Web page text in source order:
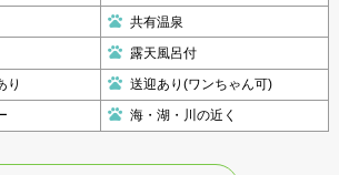
共有温泉
露天風呂付
り 送迎あり(ワンちゃん可)
海・湖・川の近く